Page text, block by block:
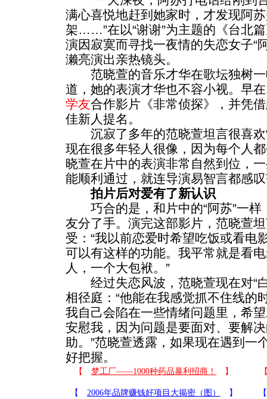
满心喜悦地赶到她家时，才发现阿
架……”在以“谢谢”为主题的《台北
演因寂寞而寻找一夜情的失恋女子“
濑亮演出亲热镜头。
范晓萱的音乐才华在歌坛独树一
道，她的表演才华也不容小视。早
学友合作影片《非常侦探》，并凭
佳新人提名。
沉寂了多年的范晓萱坦言很喜欢“
现在很多年轻人很像，因为每个人
晓萱在片中的表演非常自然到位，
能顺利通过，就连导演易智言都感
拍片后对爱有了新认识
巧合的是，和片中的“阿苏”一样
友分了手。演完这部影片，范晓萱
受：“我以前恋爱时希望吃饭或看电
可以有这样的功能。我平常就是看
人，一个大包袱。”
经过失恋风波，范晓萱现在对“
相径庭：“他能在我感觉抓不住线的
我自己会陷在一些情绪问题里，希
安慰我，因为问题是要面对、要解
助。”范晓萱透露，如果现在遇到一
好把握。